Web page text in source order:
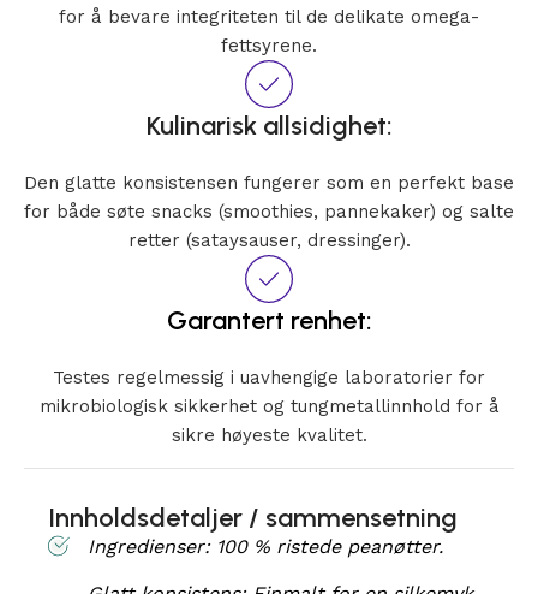
for å bevare integriteten til de delikate omega-
fettsyrene.
Kulinarisk allsidighet:
Den glatte konsistensen fungerer som en perfekt base
for både søte snacks (smoothies, pannekaker) og salte
retter (sataysauser, dressinger).
Garantert renhet:
Testes regelmessig i uavhengige laboratorier for
mikrobiologisk sikkerhet og tungmetallinnhold for å
sikre høyeste kvalitet.
Innholdsdetaljer / sammensetning
Ingredienser: 100 % ristede peanøtter.